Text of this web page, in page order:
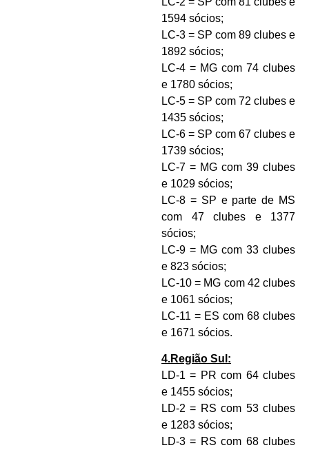
1594 sócios;
LC-3 = SP com 89 clubes e
1892 sócios;
LC-4 = MG com 74 clubes
e 1780 sócios;
LC-5 = SP com 72 clubes e
1435 sócios;
LC-6 = SP com 67 clubes e
1739 sócios;
LC-7 = MG com 39 clubes
e 1029 sócios;
LC-8 = SP e parte de MS
com 47 clubes e 1377
sócios;
LC-9 = MG com 33 clubes
e 823 sócios;
LC-10 = MG com 42 clubes
e 1061 sócios;
LC-11 = ES com 68 clubes
e 1671 sócios.
4.Região Sul:
LD-1 = PR com 64 clubes
e 1455 sócios;
LD-2 = RS com 53 clubes
e 1283 sócios;
LD-3 = RS com 68 clubes